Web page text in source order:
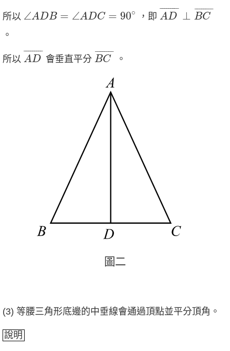
所以 ∠ADB = ∠ADC = 90∘
∠ A D B= A D C=90 ∘ ，即
¯¯¯¯¯¯¯¯¯
AD ⊥ ¯¯¯¯¯¯¯¯
BC
AD¯ BC¯
。
所以
¯¯¯¯¯¯¯¯¯
AD
AD¯
會垂直平分
¯¯¯¯¯¯¯¯
BC
BC¯
。
圖二
圖二
(3) 等腰三角形底邊的中垂線會通過頂點並平分頂角。
說明